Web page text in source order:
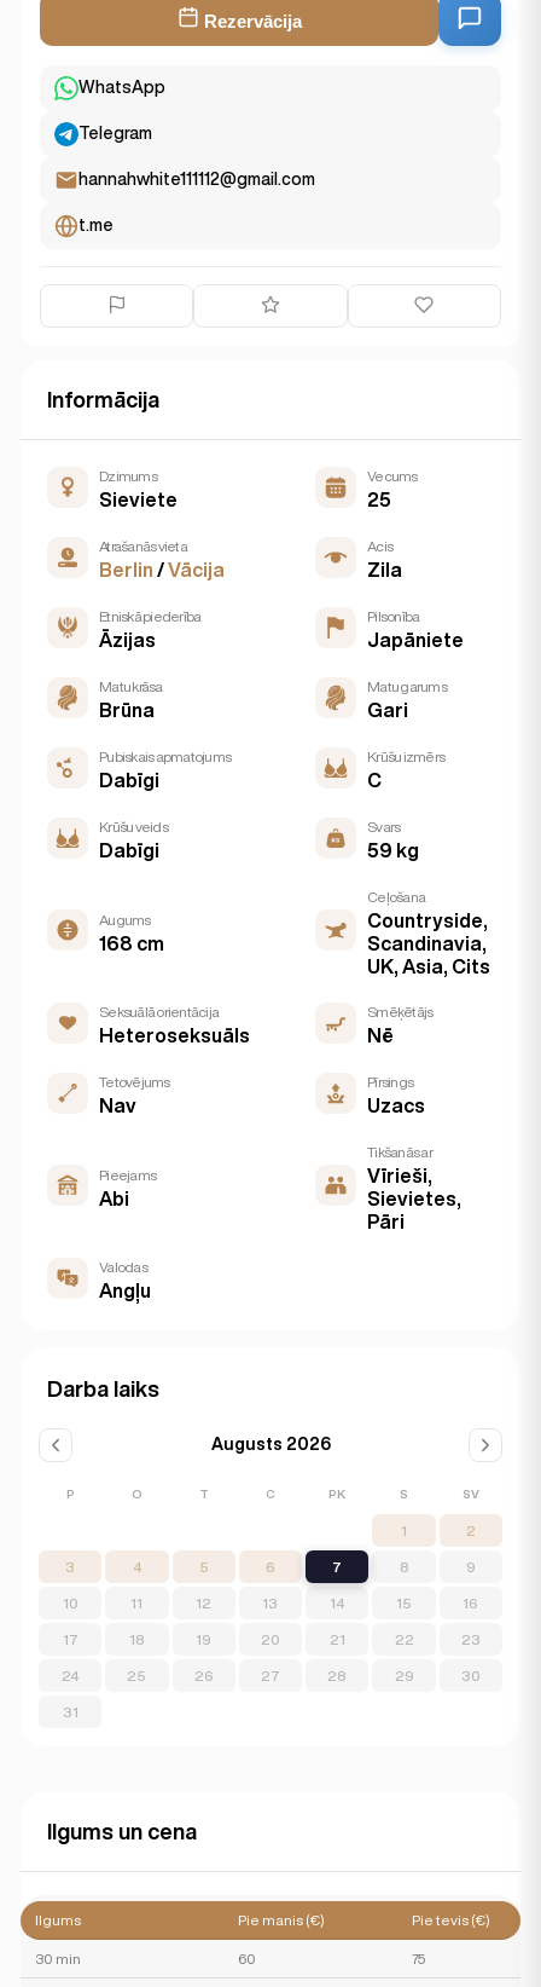
Rezervācija
WhatsApp
Telegram
hannahwhite111112@gmail.com
t.me
Informācija
Dzimums
Sieviete
Vecums
25
Atrašanās vieta
Berlin /Vācija
Acis
Zila
Etniskā piederība
Āzijas
Pilsonība
Japāniete
Matu krāsa
Brūna
Matu garums
Gari
Pubiskais apmatojums
Dabīgi
Krūšu izmērs
C
Krūšu veids
Dabīgi
Svars
59 kg
Augums
168 cm
Ceļošana
Countryside,
Scandinavia,
UK, Asia, Cits
Seksuālā orientācija
Heteroseksuāls
Smēķētājs
Nē
Tetovējums
Nav
Pīrsings
Uzacs
Pieejams
Abi
Tikšanās ar
Vīrieši,
Sievietes,
Pāri
Valodas
Angļu
Darba laiks
Augusts 2026
P O T C PK S SV
1 2
3 4 5 6 7 8 9
10 11 12 13 14 15 16
17 18 19 20 21 22 23
24 25 26 27 28 29 30
31
Ilgums un cena
Ilgums Pie manis (€) Pie tevis (€)
30 min 60 75